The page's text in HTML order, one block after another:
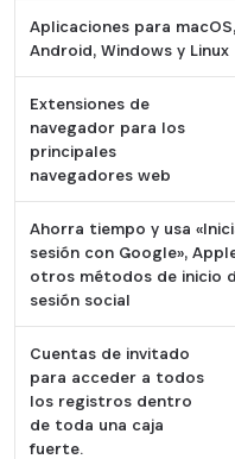
Aplicaciones para
Android, Windows y Linux
Extensiones de
navegador para los
principales
navegadores web
Ahorra tiempo y usa
sesión con Google»,
otros métodos de inicio
sesión social
Cuentas de invitado
para acceder a todos
los registros dentro
de toda una caja
fuerte.